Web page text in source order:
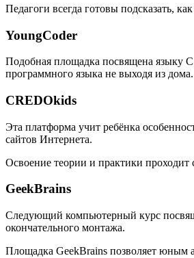
Педагоги всегда готовы подсказать,
YoungCoder
Подобная площадка посвящена языку
программного языка не выходя из дома.
CREDOkids
Эта платформа учит ребёнка
сайтов Интернета.
Освоение теории и практики
GeekBrains
Следующий компьютерный курс
окончательного монтажа.
Площадка GeekBrains позволяет юным